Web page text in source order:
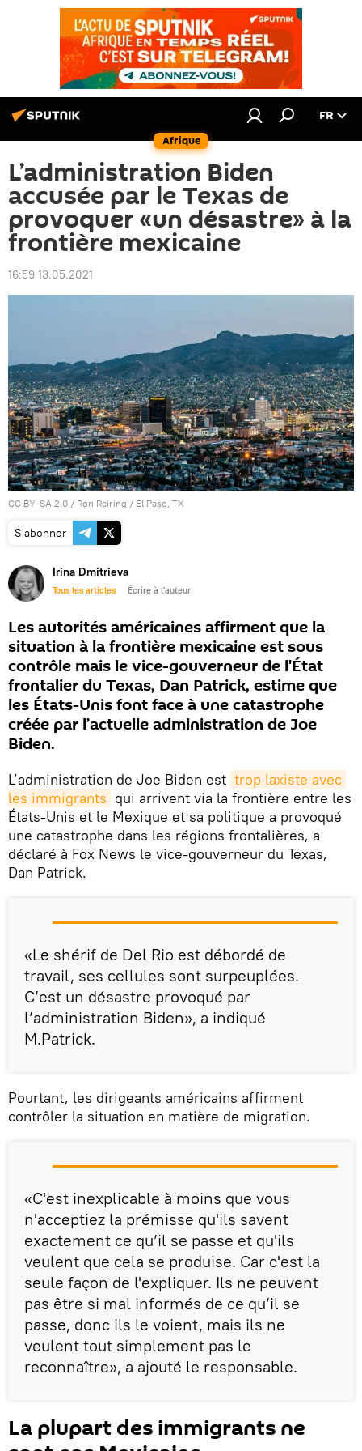
Afrique
FR
L’administration Biden
accusée par le Texas de
provoquer «un désastre» à la
frontière mexicaine
16:59 13.05.2021
CC BY-SA 2.0 / Ron Reiring / El Paso, TX
S'abonner
Irina Dmitrieva
Tous les articles Écrire à l'auteur
Les autorités américaines affirment que la
situation à la frontière mexicaine est sous
contrôle mais le vice-gouverneur de l'État
frontalier du Texas, Dan Patrick, estime que
les États-Unis font face à une catastrophe
créée par l’actuelle administration de Joe
Biden.
L’administration de Joe Biden est trop laxiste avec
les immigrants qui arrivent via la frontière entre les
États-Unis et le Mexique et sa politique a provoqué
une catastrophe dans les régions frontalières, a
déclaré à Fox News le vice-gouverneur du Texas,
Dan Patrick.
«Le shérif de Del Rio est débordé de
travail, ses cellules sont surpeuplées.
C’est un désastre provoqué par
l’administration Biden», a indiqué
M.Patrick.
Pourtant, les dirigeants américains affirment
contrôler la situation en matière de migration.
«C'est inexplicable à moins que vous
n'acceptiez la prémisse qu'ils savent
exactement ce qu’il se passe et qu'ils
veulent que cela se produise. Car c'est la
seule façon de l'expliquer. Ils ne peuvent
pas être si mal informés de ce qu’il se
passe, donc ils le voient, mais ils ne
veulent tout simplement pas le
reconnaître», a ajouté le responsable.
La plupart des immigrants ne